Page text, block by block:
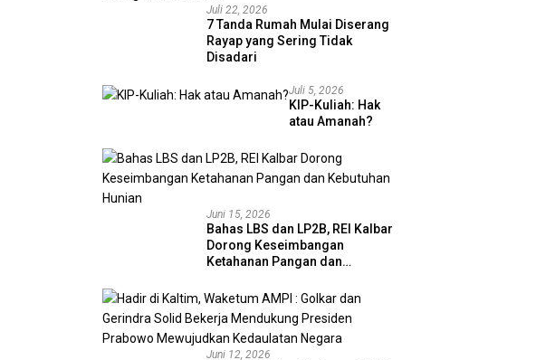
Juli 22, 2026
7 Tanda Rumah Mulai Diserang
Rayap yang Sering Tidak
Disadari
Juli 5, 2026
KIP-Kuliah: Hak
atau Amanah?
Juni 15, 2026
Bahas LBS dan LP2B, REI Kalbar
Dorong Keseimbangan
Ketahanan Pangan dan
Juni 12, 2026